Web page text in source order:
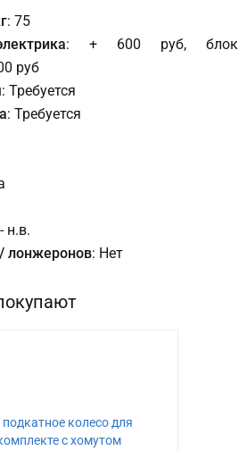
: 75
: + 600 руб, блок
руб
: Требуется
: Требуется
н.в.
лонжеронов: Нет